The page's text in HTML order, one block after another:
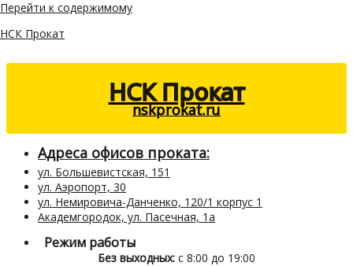
Перейти к содержимому
НСК Прокат
НСК Прокат
nskprokat.ru
Адреса офисов проката:
ул. Большевистская, 151
ул. Аэропорт, 30
ул. Немировича-Данченко, 120/1 корпус 1
Академгородок, ул. Пасечная, 1а
Режим работы
Без выходных: с 8:00 до 19:00